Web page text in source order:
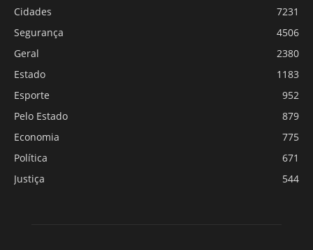
Cidades
7231
Segurança
4506
Geral
2380
Estado
1183
Esporte
952
Pelo Estado
879
Economia
775
Política
671
Justiça
544